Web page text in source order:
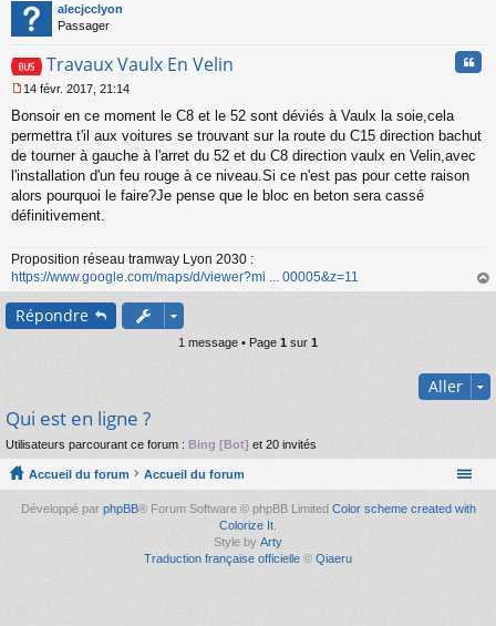
alecjcclyon
Passager
Travaux Vaulx En Velin
e
s
s
g
e
n
l
u
14 févr. 2017, 21:14
Bonsoir en ce moment le C8 et le 52 sont déviés à Vaulx la soie,cela
permettra t'il aux voitures se trouvant sur la route du C15 direction bachut
de tourner à gauche à l'arret du 52 et du C8 direction vaulx en Velin,avec
l'installation d'un feu rouge à ce niveau.Si ce n'est pas pour cette raison
alors pourquoi le faire?Je pense que le bloc en beton sera cassé
définitivement.
Proposition réseau tramway Lyon 2030 :
https://www.google.com/maps/d/viewer?mi ... 00005&z=11
au
Répondre
1 message • Page 1 sur 1
Aller
Qui est en ligne ?
Utilisateurs parcourant ce forum : Bing [Bot] et 20 invités
Accueil du forum Accueil du forum
Développé par phpBB® Forum Software © phpBB Limited Color scheme created with
Colorize It
Style by Arty
Traduction française officielle © Qiaeru